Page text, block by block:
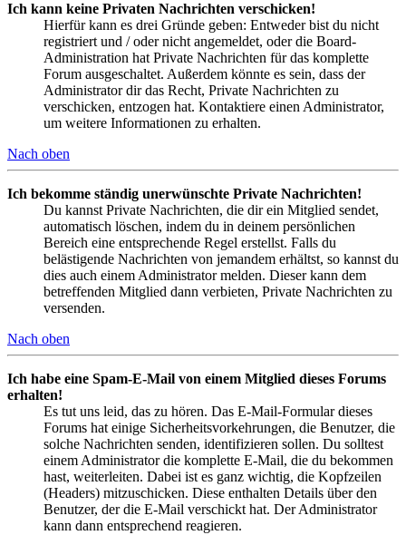
Ich kann keine Privaten Nachrichten verschicken!
Hierfür kann es drei Gründe geben: Entweder bist du nicht
registriert und / oder nicht angemeldet, oder die Board-
Administration hat Private Nachrichten für das komplette
Forum ausgeschaltet. Außerdem könnte es sein, dass der
Administrator dir das Recht, Private Nachrichten zu
verschicken, entzogen hat. Kontaktiere einen Administrator,
um weitere Informationen zu erhalten.
Nach oben
Ich bekomme ständig unerwünschte Private Nachrichten!
Du kannst Private Nachrichten, die dir ein Mitglied sendet,
automatisch löschen, indem du in deinem persönlichen
Bereich eine entsprechende Regel erstellst. Falls du
belästigende Nachrichten von jemandem erhältst, so kannst du
dies auch einem Administrator melden. Dieser kann dem
betreffenden Mitglied dann verbieten, Private Nachrichten zu
versenden.
Nach oben
Ich habe eine Spam-E-Mail von einem Mitglied dieses Forums
erhalten!
Es tut uns leid, das zu hören. Das E-Mail-Formular dieses
Forums hat einige Sicherheitsvorkehrungen, die Benutzer, die
solche Nachrichten senden, identifizieren sollen. Du solltest
einem Administrator die komplette E-Mail, die du bekommen
hast, weiterleiten. Dabei ist es ganz wichtig, die Kopfzeilen
(Headers) mitzuschicken. Diese enthalten Details über den
Benutzer, der die E-Mail verschickt hat. Der Administrator
kann dann entsprechend reagieren.